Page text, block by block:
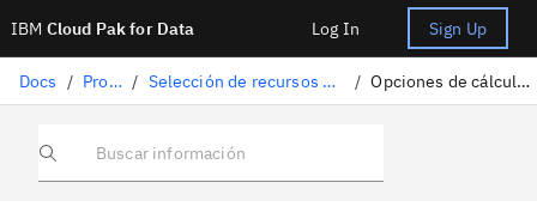
IBM Cloud Pak for Data Log In Sign Up
Docs / Proyectos / Selección de recursos de cálculo para herramientas / Opciones de cálculo para interconexiones
Buscar información